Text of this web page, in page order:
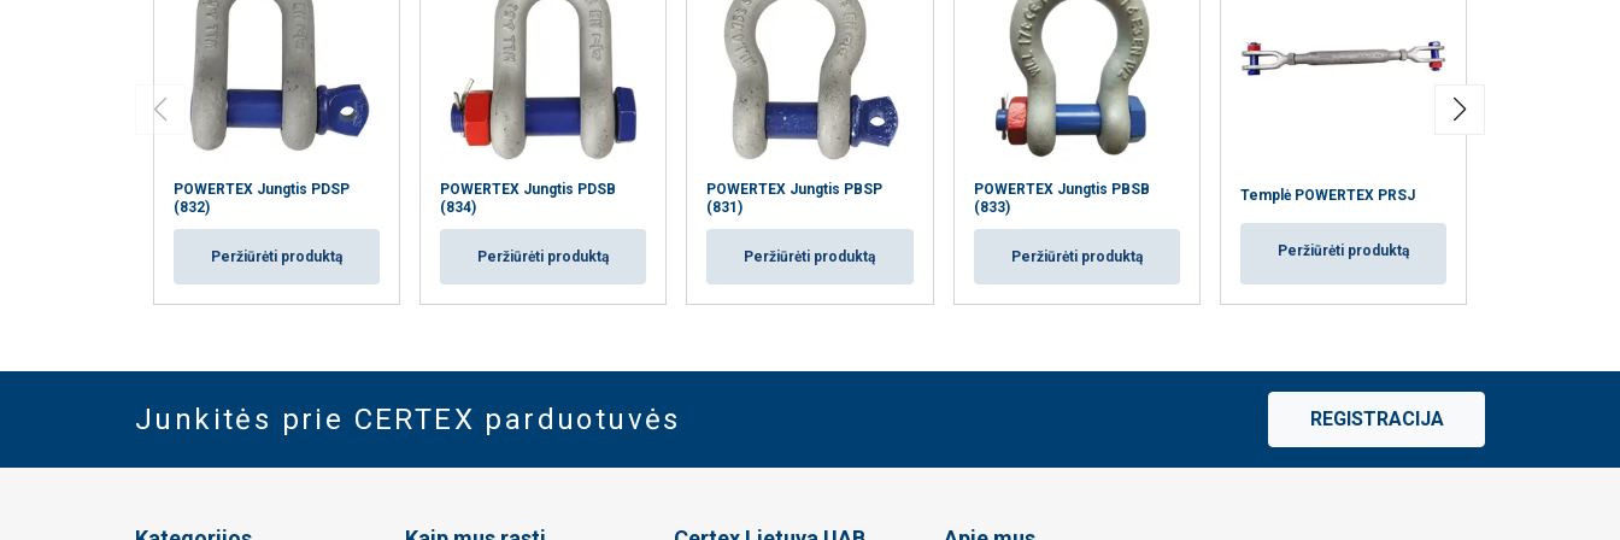
POWERTEX Jungtis PDSP
(832)
Peržiūrėti produktą
POWERTEX Jungtis PDSB
(834)
Peržiūrėti produktą
POWERTEX Jungtis PBSP
(831)
Peržiūrėti produktą
POWERTEX Jungtis PBSB
(833)
Peržiūrėti produktą
Templė POWERTEX PRSJ
Peržiūrėti produktą
Junkitės prie CERTEX parduotuvės REGISTRACIJA